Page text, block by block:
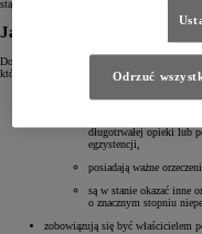
staje się bardziej osiągalny dla każdego.
Jakie warunki należy
Dofinansowanie z Państwowego Funduszu
które spełniają następujące warunki:
Poruszają się na wózku
mają wydane ważne
długotrwałej opieki lub
egzystencji,
posiadają ważne
są w stanie okazać inne
o znacznym stopniu
zobowiązują się być właścicielem
Odrzuć